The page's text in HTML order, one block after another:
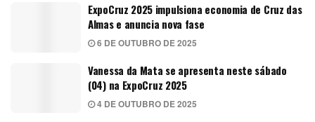
ExpoCruz 2025 impulsiona economia de Cruz das
Almas e anuncia nova fase
6 DE OUTUBRO DE 2025
Vanessa da Mata se apresenta neste sábado
(04) na ExpoCruz 2025
4 DE OUTUBRO DE 2025